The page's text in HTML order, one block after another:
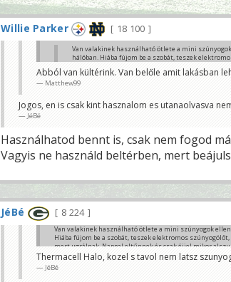
Willie Parker 18 100
Van valakinek használható ötlete a mini
hálóban. Hiába fújom be a szobát, teszek
Matthew99
Abból van kültérink. Van belőle amit lakásban
Matthew99
Jogos, en is csak kint hasznalom es utanaolvasva
JéBé
Használhatod bennt is, csak nem fogod
Vagyis ne használd beltérben, mert
JéBé 8 224
Van valakinek használható ötlete a mini szúnyogok
Hiába fújom be a szobát, teszek elektromos
mert ugrálnak. Nappal eltűnnek és csak éjjel mikor
Matthew99
Thermacell Halo, kozel s tavol nem latsz
JéBé